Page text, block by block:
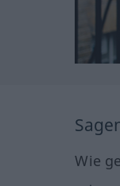
Wie